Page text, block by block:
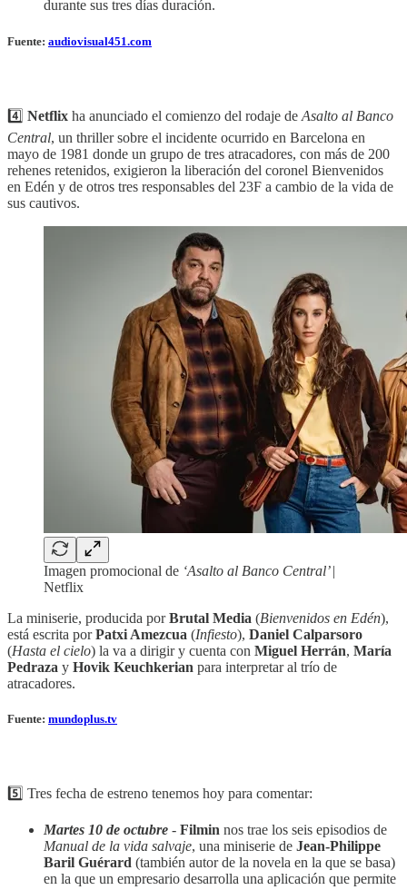
durante sus tres días duración.
Fuente: audiovisual451.com
4️⃣ Netflix ha anunciado el comienzo del rodaje de Asalto al Banco
Central, un thriller sobre el incidente ocurrido en Barcelona en
mayo de 1981 donde un grupo de tres atracadores, con más de 200
rehenes retenidos, exigieron la liberación del coronel Bienvenidos
en Edén y de otros tres responsables del 23F a cambio de la vida de
sus cautivos.
Imagen promocional de ‘Asalto al Banco Central’|
Netflix
La miniserie, producida porBrutal Media (Bienvenidos en Edén),
está escrita porPatxi Amezcua (Infiesto), Daniel Calparsoro
(Hasta el cielo) la va a dirigir y cuenta con Miguel Herrán, María
Pedraza y Hovik Keuchkerian para interpretar al trío de
atracadores.
Fuente: mundoplus.tv
5️⃣ Tres fecha de estreno tenemos hoy para comentar:
Martes 10 de octubre - Filmin nos trae los seis episodios de
Manual de la vida salvaje, una miniserie de Jean-Philippe
Baril Guérard (también autor de la novela en la que se basa)
en la que un empresario desarrolla una aplicación que permite